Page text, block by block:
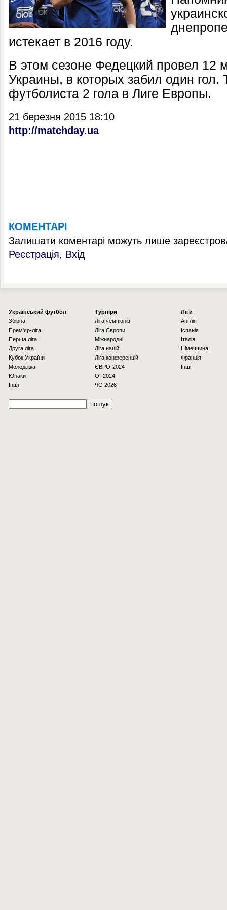
истекает в 2016 году.
В этом сезоне Федецкий провел 12
Украины, в которых забил один гол.
футболиста 2 гола в Лиге Европы.
21 березня 2015 18:10
http://matchday.ua
КОМЕНТАРІ
Залишати коментарі можуть лише
Реєстрація, Вхід
Українcький футбол
Збірна
Прем'єр-ліга
Перша ліга
Друга ліга
Кубок України
Молодіжка
Юнаки
Інші
Турніри
Ліга чемпіонів
Ліга Європи
Міжнародні
Ліга націй
Ліга конференцій
ЄВРО-2024
OI-2024
ЧС-2026
Ліги
Англія
Іспанія
Італія
Німеччина
Франція
Інші